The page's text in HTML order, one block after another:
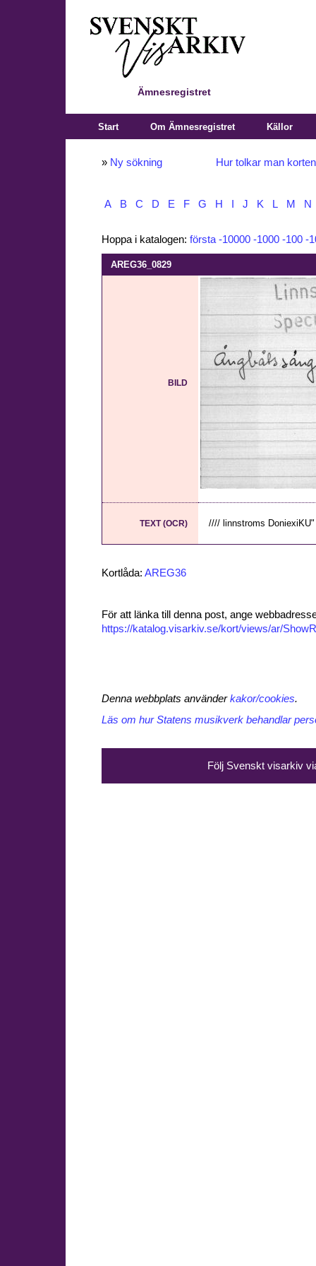
Ämnesregistret
Start Om Ämnesregistret Källor
» Ny sökning Hur tolkar man
A B C D E F G H J K L M N
Hoppa i katalogen: första -10000 -1000 -100 -
AREG36_0829
BILD
TEXT (OCR) //// linnstroms
Kortlåda: AREG36
För att länka till denna post, ange
https://katalog.visarkiv.se/kort/views/ar/
Denna webbplats använderkakor/cookies.
Läs om hur Statens musikverk behandlar
Följ Svenskt visarkiv